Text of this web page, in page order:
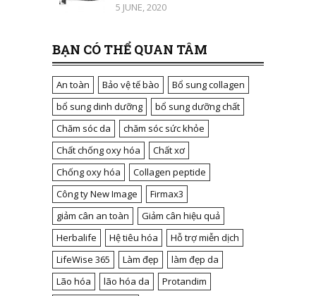
5 JUNE, 2020
BẠN CÓ THỂ QUAN TÂM
An toàn Bảo vệ tế bào
Bổ sung collagen
bổ sung dinh dưỡng
bổ sung dưỡng chất
Chăm sóc da
chăm sóc sức khỏe
Chất chống oxy hóa
Chất xơ
Chống oxy hóa
Collagen peptide
Công ty New Image
Firmax3
giảm cân an toàn
Giảm cân hiệu quả
Herbalife
Hệ tiêu hóa
Hỗ trợ miễn dịch
LifeWise 365
Làm đẹp
làm đẹp da
Lão hóa
lão hóa da
Protandim